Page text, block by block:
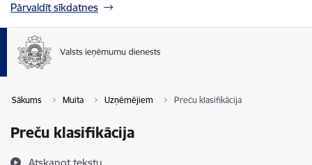
Pārvaldīt sīkdatnes
Sākums Muita Uzņēmējiem Preču klasifikācija
Preču klasifikācija